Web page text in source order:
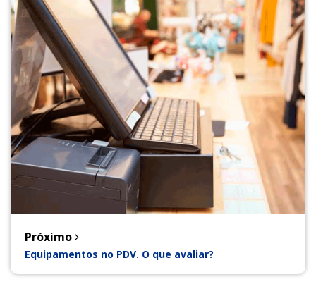
Próximo
Equipamentos no PDV. O que avaliar?